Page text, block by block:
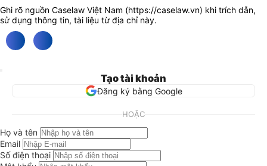
Ghi rõ nguồn Caselaw Việt Nam (https://caselaw.vn) khi trích dẫn,
sử dụng thông tin, tài liệu từ địa chỉ này.
Tạo tài khoản
Đăng ký bằng Google
HOẶC
Họ và tên
Email
Số điện thoại